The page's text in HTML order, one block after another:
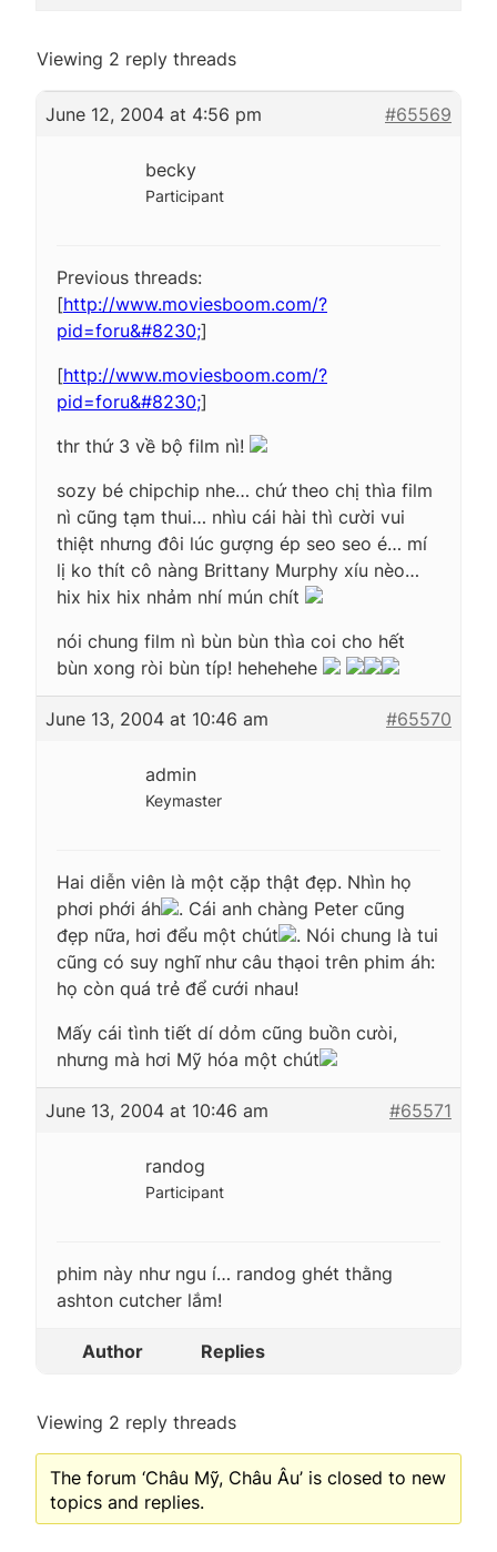
Viewing 2 reply threads
June 12, 2004 at 4:56 pm #65569
becky
Participant
Previous threads:
[http://www.moviesboom.com/?
pid=foru&#8230;]
[http://www.moviesboom.com/?
pid=foru&#8230;]
thr thứ 3 về bộ film nì!
sozy bé chipchip nhe… chứ theo chị thìa film
nì cũng tạm thui… nhìu cái hài thì cười vui
thiệt nhưng đôi lúc gượng ép seo seo é… mí
lị ko thít cô nàng Brittany Murphy xíu nèo…
hix hix hix nhảm nhí mún chít
nói chung film nì bùn bùn thìa coi cho hết
bùn xong ròi bùn típ! hehehehe
June 13, 2004 at 10:46 am #65570
admin
Keymaster
Hai diễn viên là một cặp thật đẹp. Nhìn họ
phơi phới áh
. Cái anh chàng Peter cũng
đẹp nữa, hơi đểu một chút
. Nói chung là tui
cũng có suy nghĩ như câu thạoi trên phim áh:
họ còn quá trẻ để cưới nhau!
Mấy cái tình tiết dí dỏm cũng buồn cưòi,
nhưng mà hơi Mỹ hóa một chút
June 13, 2004 at 10:46 am #65571
randog
Participant
phim này như ngu í… randog ghét thằng
ashton cutcher lắm!
Author Replies
Viewing 2 reply threads
The forum ‘Châu Mỹ, Châu Âu’ is closed to new
topics and replies.